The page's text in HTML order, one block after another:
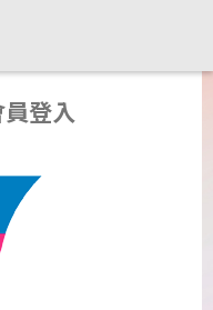
登入